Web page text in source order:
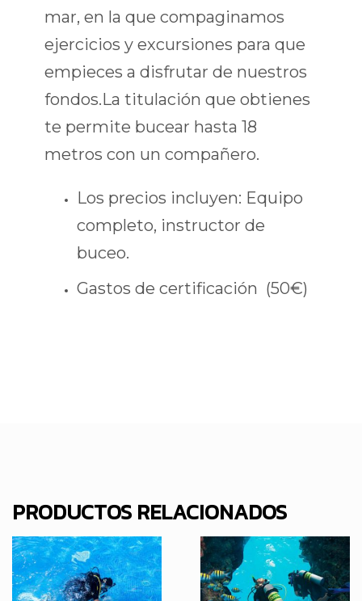
mar, en la que compaginamos
ejercicios y excursiones para que
empieces a disfrutar de nuestros
fondos.La titulación que obtienes
te permite bucear hasta 18
metros con un compañero.
Los precios incluyen: Equipo
completo, instructor de
buceo.
Gastos de certificación (50€)
PRODUCTOS RELACIONADOS